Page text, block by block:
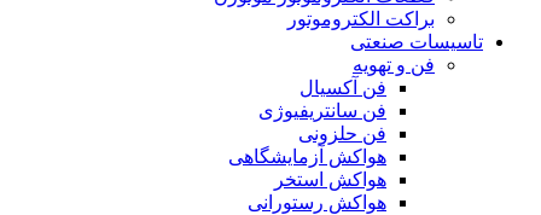
براکت الکتروموتور
تاسیسات صنعتی
فن و تهویه
فن آکسیال
فن سانتریفیوژی
فن حلزونی
هواکش آزمایشگاهی
هواکش استخر
هواکش رستورانی